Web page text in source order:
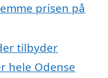
prisen på
tilbyder
hele Odense